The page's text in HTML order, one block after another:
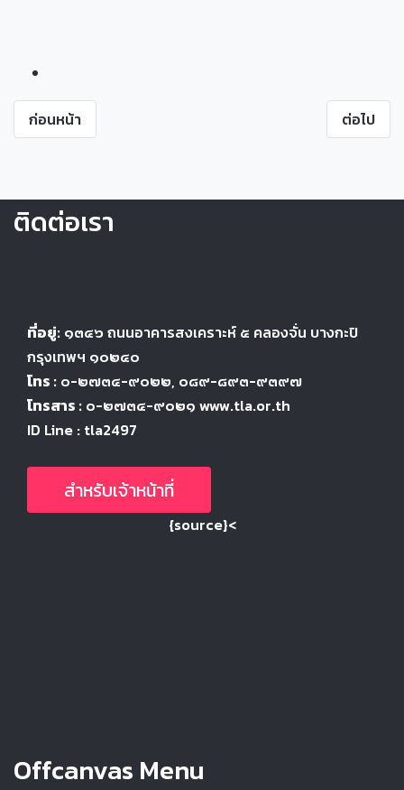
ก่อนหน้า ต่อไป
ติดต่อเรา
ที่อยู่: ๑๓๔๖ ถนนอาคารสงเคราะห์ ๕ คลองจั่น บางกะปิ
กรุงเทพฯ ๑๐๒๔๐
โทร : ๐-๒๗๓๔-๙๐๒๒, ๐๘๙-๘๙๓-๙๓๙๗
โทรสาร : ๐-๒๗๓๔-๙๐๒๑ www.tla.or.th
ID Line : tla2497
สำหรับเจ้าหน้าที่
{source}<
Offcanvas Menu